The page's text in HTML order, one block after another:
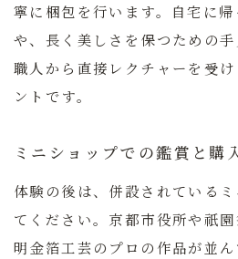
寧に梱包を行います。自宅に
や、長く美しさを保つための手
職人から直接レクチャーを受
ントです。
ミニショップでの鑑賞と購
体験の後は、併設されている
てください。 京都市役所や祇
明金箔工芸のプロの作品が並